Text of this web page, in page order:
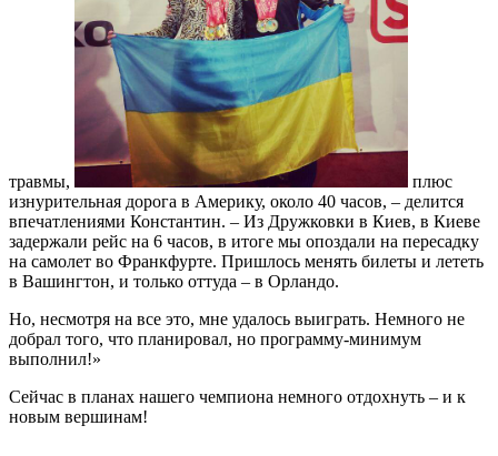
травмы,
плюс
изнурительная дорога в Америку, около 40 часов, – делится
впечатлениями Константин. – Из Дружковки в Киев, в Киеве
задержали рейс на 6 часов, в итоге мы опоздали на пересадку
на самолет во Франкфурте. Пришлось менять билеты и лететь
в Вашингтон, и только оттуда – в Орландо.
Но, несмотря на все это, мне удалось выиграть. Немного не
добрал того, что планировал, но программу-минимум
выполнил!»
Сейчас в планах нашего чемпиона немного отдохнуть – и к
новым вершинам!